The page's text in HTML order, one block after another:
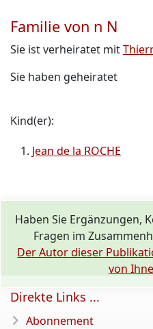
Familie von n N
Sie ist verheiratet mit
Sie haben geheiratet
Kind(er):
Jean de la ROCHE
Haben Sie Ergänzungen,
Fragen im
Der Autor dieser
von
Direkte Links ...
Abonnement